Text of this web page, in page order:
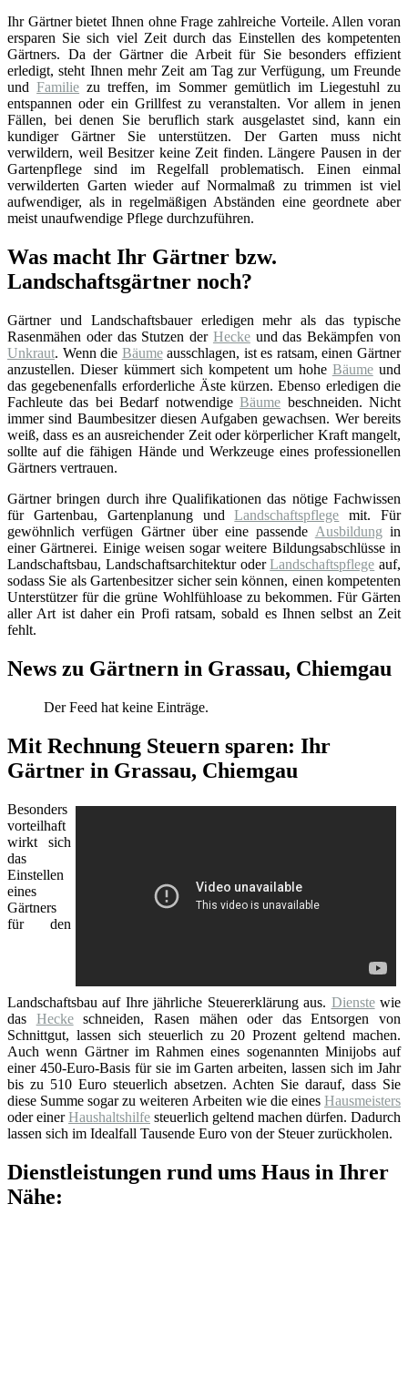
Ihr Gärtner bietet Ihnen ohne Frage zahlreiche Vorteile. Allen voran
ersparen Sie sich viel Zeit durch das Einstellen des kompetenten
Gärtners. Da der Gärtner die Arbeit für Sie besonders effizient
erledigt, steht Ihnen mehr Zeit am Tag zur Verfügung, um Freunde
undFamilie zu treffen, im Sommer gemütlich im Liegestuhl zu
entspannen oder ein Grillfest zu veranstalten. Vor allem in jenen
Fällen, bei denen Sie beruflich stark ausgelastet sind, kann ein
kundiger Gärtner Sie unterstützen. Der Garten muss nicht
verwildern, weil Besitzer keine Zeit finden. Längere Pausen in der
Gartenpflege sind im Regelfall problematisch. Einen einmal
verwilderten Garten wieder auf Normalmaß zu trimmen ist viel
aufwendiger, als in regelmäßigen Abständen eine geordnete aber
meist unaufwendige Pflege durchzuführen.
Was macht Ihr Gärtner bzw.
Landschaftsgärtner noch?
Gärtner und Landschaftsbauer erledigen mehr als das typische
Rasenmähen oder das Stutzen der Heckeund das Bekämpfen von
Unkraut. Wenn die Bäumeausschlagen, ist es ratsam, einen Gärtner
anzustellen. Dieser kümmert sich kompetent um hohe Bäumeund
das gegebenenfalls erforderliche Äste kürzen. Ebenso erledigen die
Fachleute das bei Bedarf notwendigeBäume beschneiden. Nicht
immer sind Baumbesitzer diesen Aufgaben gewachsen. Wer bereits
weiß, dass es an ausreichender Zeit oder körperlicher Kraft mangelt,
sollte auf die fähigen Hände und Werkzeuge eines professionellen
Gärtners vertrauen.
Gärtner bringen durch ihre Qualifikationen das nötige Fachwissen
für Gartenbau, Gartenplanung undLandschaftspflege mit. Für
gewöhnlich verfügen Gärtner über eine passende Ausbildung in
einer Gärtnerei. Einige weisen sogar weitere Bildungsabschlüsse in
Landschaftsbau, Landschaftsarchitektur oderLandschaftspflege auf,
sodass Sie als Gartenbesitzer sicher sein können, einen kompetenten
Unterstützer für die grüne Wohlfühloase zu bekommen. Für Gärten
aller Art ist daher ein Profi ratsam, sobald es Ihnen selbst an Zeit
fehlt.
News zu Gärtnern in Grassau, Chiemgau
Der Feed hat keine Einträge.
Mit Rechnung Steuern sparen: Ihr
Gärtner in Grassau, Chiemgau
Besonders
vorteilhaft
wirkt sich
das
Einstellen
eines
Gärtners
für den
Landschaftsbau auf Ihre jährliche Steuererklärung aus. Dienstewie
das Heckeschneiden, Rasen mähen oder das Entsorgen von
Schnittgut, lassen sich steuerlich zu 20 Prozent geltend machen.
Auch wenn Gärtner im Rahmen eines sogenannten Minijobs auf
einer 450-Euro-Basis für sie im Garten arbeiten, lassen sich im Jahr
bis zu 510 Euro steuerlich absetzen. Achten Sie darauf, dass Sie
diese Summe sogar zu weiteren Arbeiten wie die eines Hausmeisters
oder einerHaushaltshilfe steuerlich geltend machen dürfen. Dadurch
lassen sich im Idealfall Tausende Euro von der Steuer zurückholen.
Dienstleistungen rund ums Haus in Ihrer
Nähe: